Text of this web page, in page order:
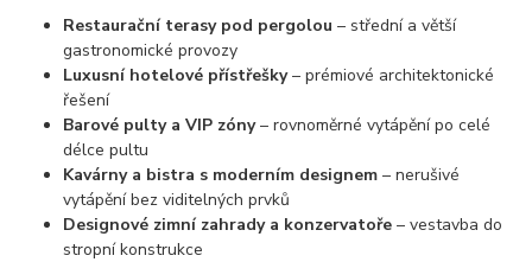
Restaurační terasy pod pergolou – střední a větší
gastronomické provozy
Luxusní hotelové přístřešky– prémiové architektonické
řešení
Barové pulty a VIP zóny– rovnoměrné vytápění po celé
délce pultu
Kavárny a bistra s moderním designem – nerušivé
vytápění bez viditelných prvků
Designové zimní zahrady a konzervatoře – vestavba do
stropní konstrukce